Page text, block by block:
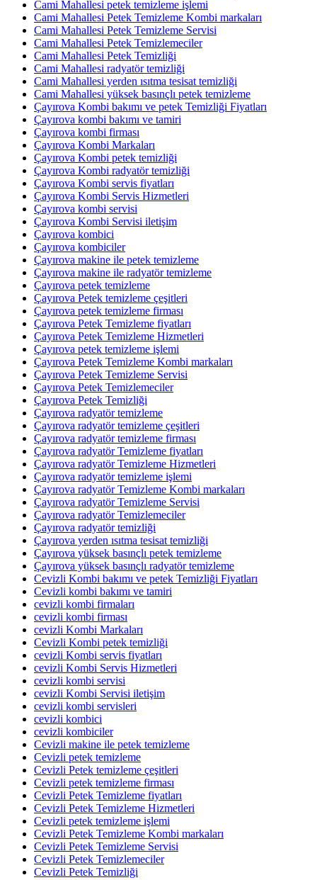
Cami Mahallesi petek temizleme işlemi
Cami Mahallesi Petek Temizleme Kombi markaları
Cami Mahallesi Petek Temizleme Servisi
Cami Mahallesi Petek Temizlemeciler
Cami Mahallesi Petek Temizliği
Cami Mahallesi radyatör temizliği
Cami Mahallesi yerden ısıtma tesisat temizliği
Cami Mahallesi yüksek basınçlı petek temizleme
Çayırova Kombi bakımı ve petek Temizliği Fiyatları
Çayırova kombi bakımı ve tamiri
Çayırova kombi firması
Çayırova Kombi Markaları
Çayırova Kombi petek temizliği
Çayırova Kombi radyatör temizliği
Çayırova Kombi servis fiyatları
Çayırova Kombi Servis Hizmetleri
Çayırova kombi servisi
Çayırova Kombi Servisi iletişim
Çayırova kombici
Çayırova kombiciler
Çayırova makine ile petek temizleme
Çayırova makine ile radyatör temizleme
Çayırova petek temizleme
Çayırova Petek temizleme çeşitleri
Çayırova petek temizleme firması
Çayırova Petek Temizleme fiyatları
Çayırova Petek Temizleme Hizmetleri
Çayırova petek temizleme işlemi
Çayırova Petek Temizleme Kombi markaları
Çayırova Petek Temizleme Servisi
Çayırova Petek Temizlemeciler
Çayırova Petek Temizliği
Çayırova radyatör temizleme
Çayırova radyatör temizleme çeşitleri
Çayırova radyatör temizleme firması
Çayırova radyatör Temizleme fiyatları
Çayırova radyatör Temizleme Hizmetleri
Çayırova radyatör temizleme işlemi
Çayırova radyatör Temizleme Kombi markaları
Çayırova radyatör Temizleme Servisi
Çayırova radyatör Temizlemeciler
Çayırova radyatör temizliği
Çayırova yerden ısıtma tesisat temizliği
Çayırova yüksek basınçlı petek temizleme
Çayırova yüksek basınçlı radyatör temizleme
Cevizli Kombi bakımı ve petek Temizliği Fiyatları
Cevizli kombi bakımı ve tamiri
cevizli kombi firmaları
cevizli kombi firması
cevizli Kombi Markaları
Cevizli Kombi petek temizliği
cevizli Kombi servis fiyatları
cevizli Kombi Servis Hizmetleri
cevizli kombi servisi
cevizli Kombi Servisi iletişim
cevizli kombi servisleri
cevizli kombici
cevizli kombiciler
Cevizli makine ile petek temizleme
Cevizli petek temizleme
Cevizli Petek temizleme çeşitleri
Cevizli petek temizleme firması
Cevizli Petek Temizleme fiyatları
Cevizli Petek Temizleme Hizmetleri
Cevizli petek temizleme işlemi
Cevizli Petek Temizleme Kombi markaları
Cevizli Petek Temizleme Servisi
Cevizli Petek Temizlemeciler
Cevizli Petek Temizliği